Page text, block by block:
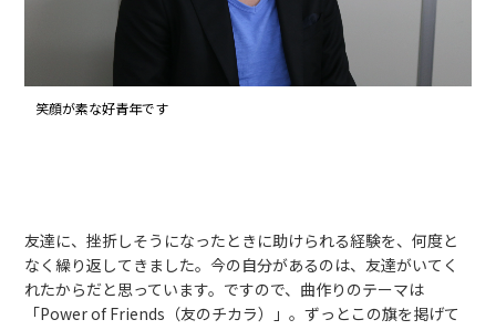
笑顔が素な好青年です
友達に、挫折しそうになったときに助けられる経験を、何度と
なく繰り返してきました。今の自分があるのは、友達がいてく
れたからだと思っています。ですので、曲作りのテーマは
「Power of Friends（友のチカラ）」。ずっとこの旗を掲げて